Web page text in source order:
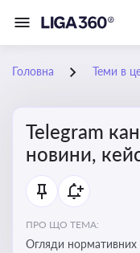
Головна Теми в
Telegram
новини,
ПРО ЩО ТЕМА:
Огляди нормативних